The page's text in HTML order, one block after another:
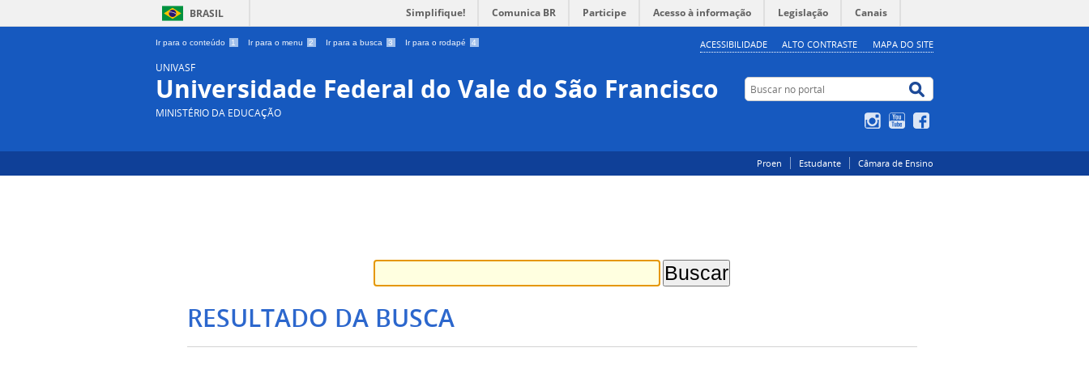
BRASIL Simplifique! Comunica BR Participe Acesso à informação Legislação Canais
Ir para o conteúdo 1 Ir para o menu 2 Ir para a busca 3 Ir para o rodapé 4 ACESSIBILIDADE ALTO CONTRASTE MAPA DO SITE
UNIVASF
Universidade Federal do Vale do São Francisco
MINISTÉRIO DA EDUCAÇÃO
Buscar no portal
InstagramYouTube
Proen Estudante Câmara de Ensino
RESULTADO DA BUSCA